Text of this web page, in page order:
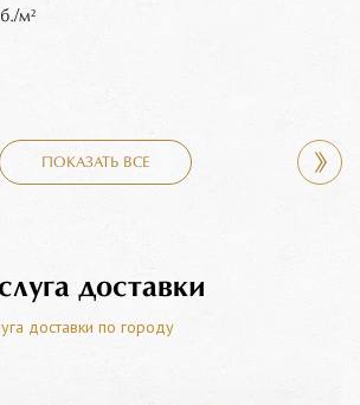
м²
ПОКАЗАТЬ ВСЕ
доставки
доставки по городу